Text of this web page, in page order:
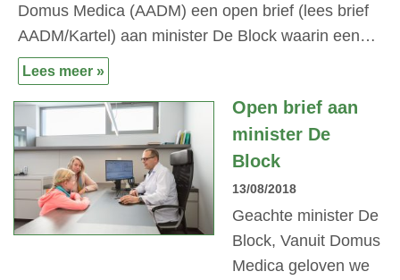
Domus Medica (AADM) een open brief (lees brief
AADM/Kartel) aan minister De Block waarin een…
Lees meer »
Open brief aan
minister De
Block
13/08/2018
Geachte minister De
Block, Vanuit Domus
Medica geloven we